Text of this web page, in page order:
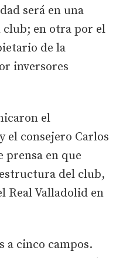
será en una
club; en otra por el
de la
inversores
el
el consejero Carlos
prensa en que
del club,
Real Valladolid en
a cinco campos.